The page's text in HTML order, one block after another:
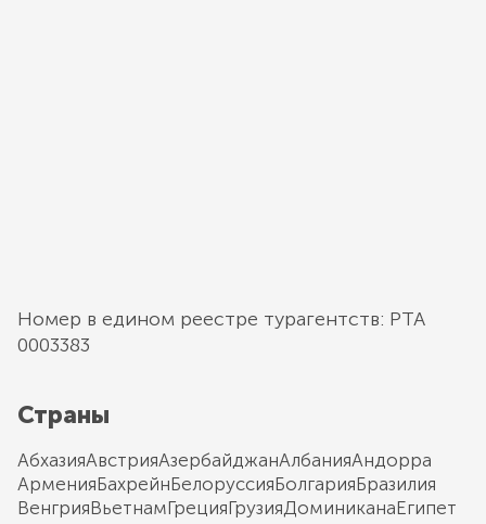
Номер в едином реестре турагентств: РТА
0003383
Страны
АбхазияАвстрияАзербайджанАлбанияАндорра
АрменияБахрейнБелоруссияБолгарияБразилия
ВенгрияВьетнамГрецияГрузияДоминиканаЕгипет